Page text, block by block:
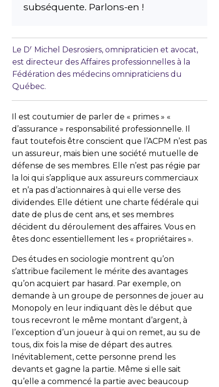
subséquente. Parlons-en !
Le Dr Michel Desrosiers, omnipraticien et avocat,
est directeur des Affaires professionnelles à la
Fédération des médecins omnipraticiens du
Québec.
Il est coutumier de parler de « primes » «
d’assurance » responsabilité professionnelle. Il
faut toutefois être conscient que l’ACPM n’est pas
un assureur, mais bien une société mutuelle de
défense de ses membres. Elle n’est pas régie par
la loi qui s’applique aux assureurs commerciaux
et n’a pas d’actionnaires à qui elle verse des
dividendes. Elle détient une charte fédérale qui
date de plus de cent ans, et ses membres
décident du déroulement des affaires. Vous en
êtes donc essentiellement les « propriétaires ».
Des études en sociologie montrent qu’on
s’attribue facilement le mérite des avantages
qu’on acquiert par hasard. Par exemple, on
demande à un groupe de personnes de jouer au
Monopoly en leur indiquant dès le début que
tous recevront le même montant d’argent, à
l’exception d’un joueur à qui on remet, au su de
tous, dix fois la mise de départ des autres.
Inévitablement, cette personne prend les
devants et gagne la partie. Même si elle sait
qu’elle a commencé la partie avec beaucoup